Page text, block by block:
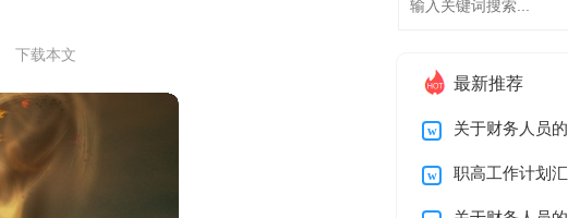
下载本文
最新推荐
关于财务人员的
辞职报告集锦8篇
职高工作计划汇